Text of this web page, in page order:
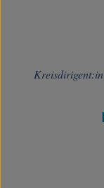
Kreisdirigent:in